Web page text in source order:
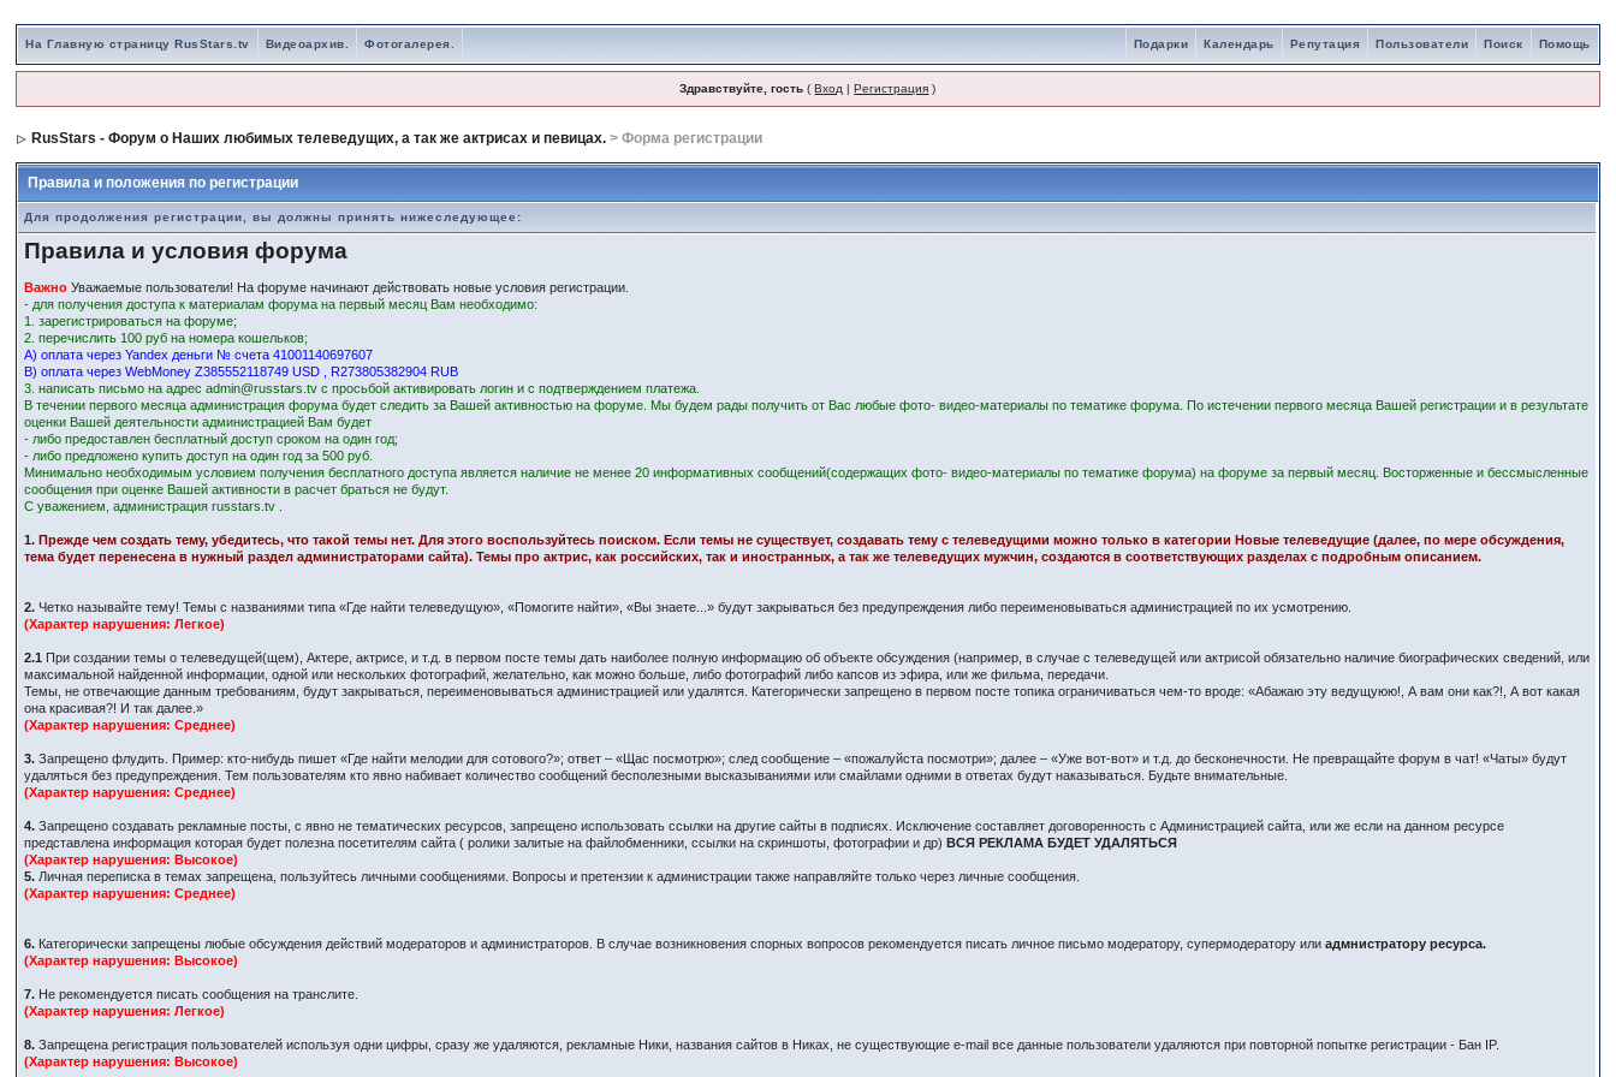
На Главную страницу RusStars.tv Помощь
Поиск
Пользователи
Репутация
Календарь
Подарки
Видеоархив. Фотогалерея.
Здравствуйте, гость (Вход |Регистрация )
RusStars - Форум о Наших любимых телеведущих, а так же актрисах и певицах. > Форма регистрации
Правила и положения по регистрации
Для продолжения регистрации, вы должны принять нижеследующее:
Правила и условия форума
Важно Уважаемые пользователи! На форуме начинают действовать новые условия регистрации.
- для получения доступа к материалам форума на первый месяц Вам необходимо:
1. зарегистрироваться на форуме;
2. перечислить 100 руб на номера кошельков;
А) оплата через Yandex деньги № счета 41001140697607
В) оплата через WebMoney Z385552118749 USD , R273805382904 RUB
3. написать письмо на адрес admin@russtars.tv с просьбой активировать логин и с подтверждением платежа.
В течении первого месяца администрация форума будет следить за Вашей активностью на форуме. Мы будем рады получить от Вас любые фото- видео-материалы по тематике форума. По истечении первого месяца Вашей регистрации и в результате
оценки Вашей деятельности администрацией Вам будет
- либо предоставлен бесплатный доступ сроком на один год;
- либо предложено купить доступ на один год за 500 руб.
Минимально необходимым условием получения бесплатного доступа является наличие не менее 20 информативных сообщений(содержащих фото- видео-материалы по тематике форума) на форуме за первый месяц. Восторженные и бессмысленные
сообщения при оценке Вашей активности в расчет браться не будут.
С уважением, администрация russtars.tv .
1. Прежде чем создать тему, убедитесь, что такой темы нет. Для этого воспользуйтесь поиском. Если темы не существует, создавать тему с телеведущими можно только в категории Новые телеведущие (далее, по мере обсуждения,
тема будет перенесена в нужный раздел администраторами сайта). Темы про актрис, как российских, так и иностранных, а так же телеведущих мужчин, создаются в соответствующих разделах с подробным описанием.
2. Четко называйте тему! Темы с названиями типа «Где найти телеведущую», «Помогите найти», «Вы знаете...» будут закрываться без предупреждения либо переименовываться администрацией по их усмотрению.
(Характер нарушения: Легкое)
2.1При создании темы о телеведущей(щем), Актере, актрисе, и т.д. в первом посте темы дать наиболее полную информацию об объекте обсуждения (например, в случае с телеведущей или актрисой обязательно наличие биографических сведений, или
максимальной найденной информации, одной или нескольких фотографий, желательно, как можно больше, либо фотографий либо капсов из эфира, или же фильма, передачи.
Темы, не отвечающие данным требованиям, будут закрываться, переименовываться администрацией или удалятся. Категорически запрещено в первом посте топика ограничиваться чем-то вроде: «Абажаю эту ведущуюю!, А вам они как?!, А вот какая
она красивая?! И так далее.»
(Характер нарушения: Среднее)
3. Запрещено флудить. Пример: кто-нибудь пишет «Где найти мелодии для сотового?»; ответ – «Щас посмотрю»; след сообщение – «пожалуйста посмотри»; далее – «Уже вот-вот» и т.д. до бесконечности. Не превращайте форум в чат! «Чаты» будут
удаляться без предупреждения. Тем пользователям кто явно набивает количество сообщений бесполезными высказываниями или смайлами одними в ответах будут наказываться. Будьте внимательные.
(Характер нарушения: Среднее)
4. Запрещено создавать рекламные посты, с явно не тематических ресурсов, запрещено использовать ссылки на другие сайты в подписях. Исключение составляет договоренность с Администрацией сайта, или же если на данном ресурсе
представлена информация которая будет полезна посетителям сайта ( ролики залитые на файлобменники, ссылки на скриншоты, фотографии и др)ВСЯ РЕКЛАМА БУДЕТ УДАЛЯТЬСЯ
(Характер нарушения: Высокое)
5. Личная переписка в темах запрещена, пользуйтесь личными сообщениями. Вопросы и претензии к администрации также направляйте только через личные сообщения.
(Характер нарушения: Среднее)
6. Категорически запрещены любые обсуждения действий модераторов и администраторов. В случае возникновения спорных вопросов рекомендуется писать личное письмо модератору, супермодератору илиадмнистратору ресурса.
(Характер нарушения: Высокое)
7. Не рекомендуется писать сообщения на транслите.
(Характер нарушения: Легкое)
8. Запрещена регистрация пользователей используя одни цифры, сразу же удаляются, рекламные Ники, названия сайтов в Никах, не существующие e-mail все данные пользователи удаляются при повторной попытке регистрации - Бан IP.
(Характер нарушения: Высокое)